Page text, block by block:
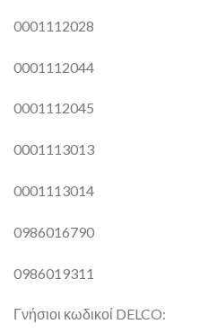
0001112028
0001112044
0001112045
0001113013
0001113014
0986016790
0986019311
Γνήσιοι κωδικοί DELCO: